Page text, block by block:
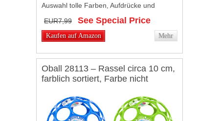
Auswahl tolle Farben, Aufdrücke und
Sprüche* Weißer Strampler mit Spruch
"Mamas & Papas...
EUR7,99 See Special Price
Kaufen auf Amazon Mehr
Oball 28113 – Rassel circa 10 cm,
farblich sortiert, Farbe nicht